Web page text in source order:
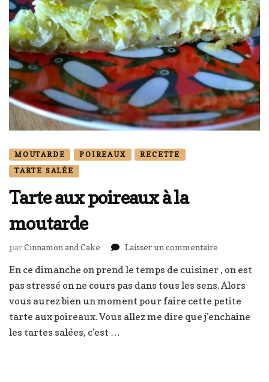
MOUTARDE POIREAUX
RECETTE
TARTE SALÉE
Tarte aux poireaux à la
moutarde
parCinnamon and Cake Laisser un commentaire
aux
poireaux
moutarde
En ce dimanche on prend le temps de cuisiner , on est
pas stressé on ne cours pas dans tous les sens. Alors
vous aurez bien un moment pour faire cette petite
tarte aux poireaux. Vous allez me dire que j’enchaine
les tartes salées, c’est …